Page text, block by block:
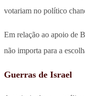
votariam no político
Em relação ao apoio de
não importa para a
Guerras de Israel